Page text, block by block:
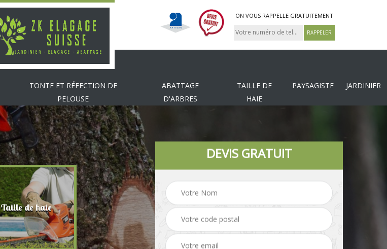
ON VOUS RAPPELLE GRATUITEMENT
TONTE ET RÉFECTION DE
PELOUSE
ABATTAGE
D'ARBRES
TAILLE DE
HAIE
PAYSAGISTE JARDINIER
Taille de haie Abattage d'arbres Tonte et réfection de Pose de clôture
DEVIS GRATUIT